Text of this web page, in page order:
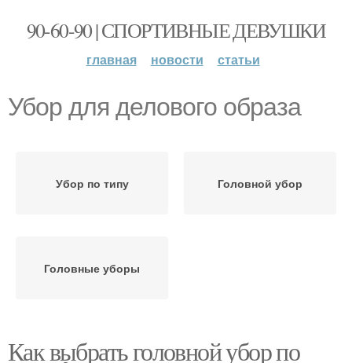
90-60-90 | СПОРТИВНЫЕ ДЕВУШКИ
главная новости статьи
Убор для делового образа
Убор по типу Головной убор
Головные уборы
Как выбрать головной убор по